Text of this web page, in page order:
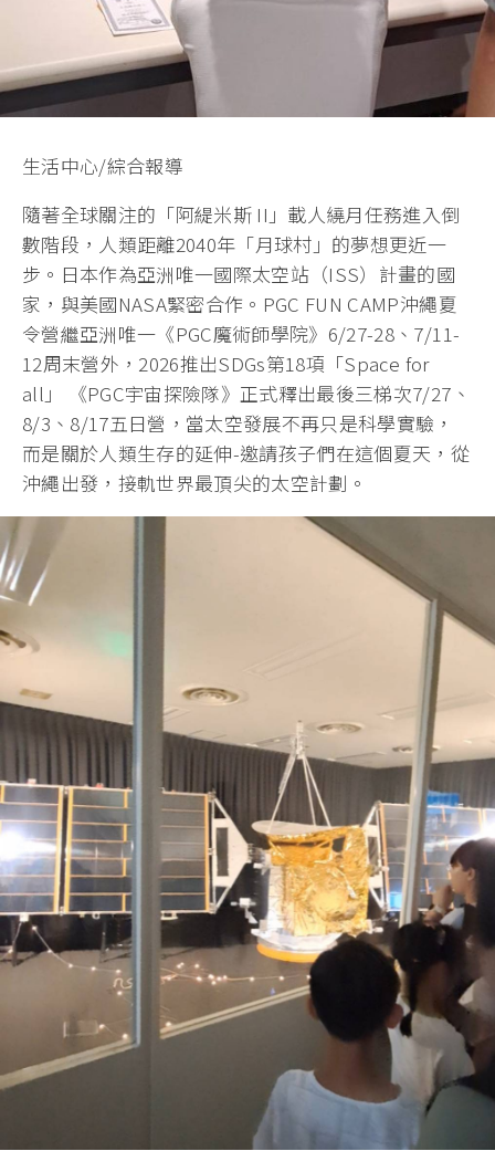
生活中心/綜合報導
隨著全球關注的「阿緹米斯 II」載人繞月任務進入倒
數階段，人類距離2040年「月球村」的夢想更近一
步。日本作為亞洲唯一國際太空站（ISS）計畫的國
家，與美國NASA緊密合作。PGC FUN CAMP沖繩夏
令營繼亞洲唯一《PGC魔術師學院》6/27-28、7/11-
12周末營外，2026推出SDGs第18項「Space for
all」 《PGC宇宙探險隊》正式釋出最後三梯次7/27、
8/3、8/17五日營，當太空發展不再只是科學實驗，
而是關於人類生存的延伸-邀請孩子們在這個夏天，從
沖繩出發，接軌世界最頂尖的太空計劃。